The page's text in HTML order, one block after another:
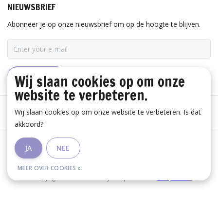
NIEUWSBRIEF
Abonneer je op onze nieuwsbrief om op de hoogte te blijven.
ABONNEER
Algemene voorwaarden
Wij slaan cookies op om onze
website te verbeteren.
Wij slaan cookies op om onze website te verbeteren. Is dat
akkoord?
JA NEE
MEER OVER COOKIES »